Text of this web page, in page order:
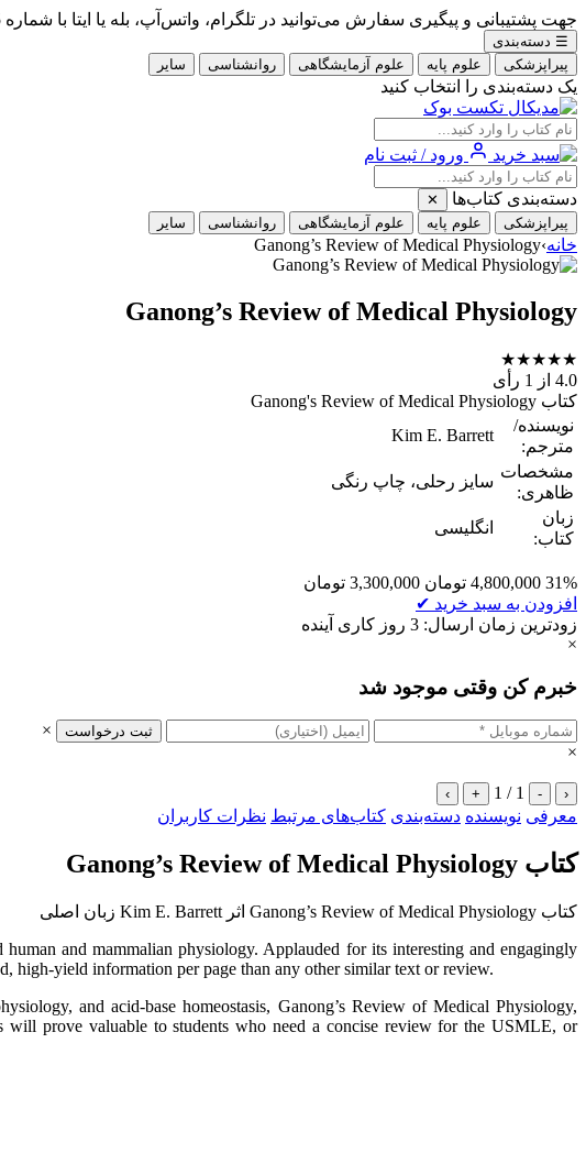
جهت پشتیبانی و پیگیری سفارش می‌توانید در تلگرام، واتس‌آپ، بله یا ایتا با شماره 09353900405 در ارتباط باشید.
☰ دسته‌بندی
پیراپزشکی
علوم پایه علوم آزمایشگاهی روانشناسی سایر
یک دسته‌بندی را انتخاب کنید
ورود / ثبت نام
دسته‌بندی کتاب‌ها
✕
پیراپزشکی
علوم پایه علوم آزمایشگاهی روانشناسی سایر
خانه›
Ganong’s Review of Medical Physiology
Ganong’s Review of Medical Physiology
★
★
★
★
★
4.0 از 1 رأی
کتاب Ganong's Review of Medical Physiology
نویسنده/
مترجم:
Kim E. Barrett
مشخصات
ظاهری:
سایز رحلی، چاپ رنگی
زبان
کتاب:
انگلیسی
31%
4,800,000 تومان 3,300,000 تومان
افزودن به سبد خرید ✔
زودترین زمان ارسال: 3 روز کاری آینده
×
خبرم کن وقتی موجود شد
ثبت درخواست
×
×
‹
-
1 / 1
+
›
معرفی نویسنده دسته‌بندی کتاب‌های مرتبط نظرات کاربران
کتاب Ganong’s Review of Medical Physiology
کتاب Ganong’s Review of Medical Physiology اثر Kim E. Barrett زبان اصلی
and mammalian physiology. Applauded for its interesting and engagingly
high-yield information per page than any other similar text or review.
and acid-base homeostasis, Ganong’s Review of Medical Physiology,
will prove valuable to students who need a concise review for the USMLE, or